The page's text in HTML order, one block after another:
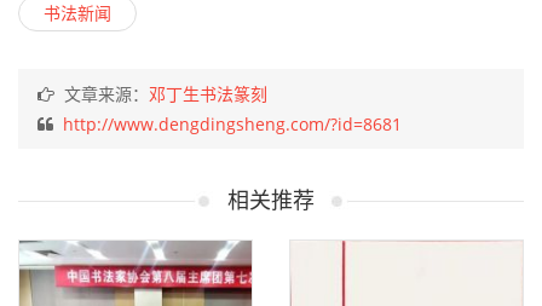
书法新闻
文章来源： 邓丁生书法篆刻
http://www.dengdingsheng.com/?id=8681
相关推荐